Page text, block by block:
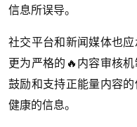
信息所误导。
社交平台和新闻媒体也
更为严格的🔥内容审核
鼓励和支持正能量内容的
健康的信息。